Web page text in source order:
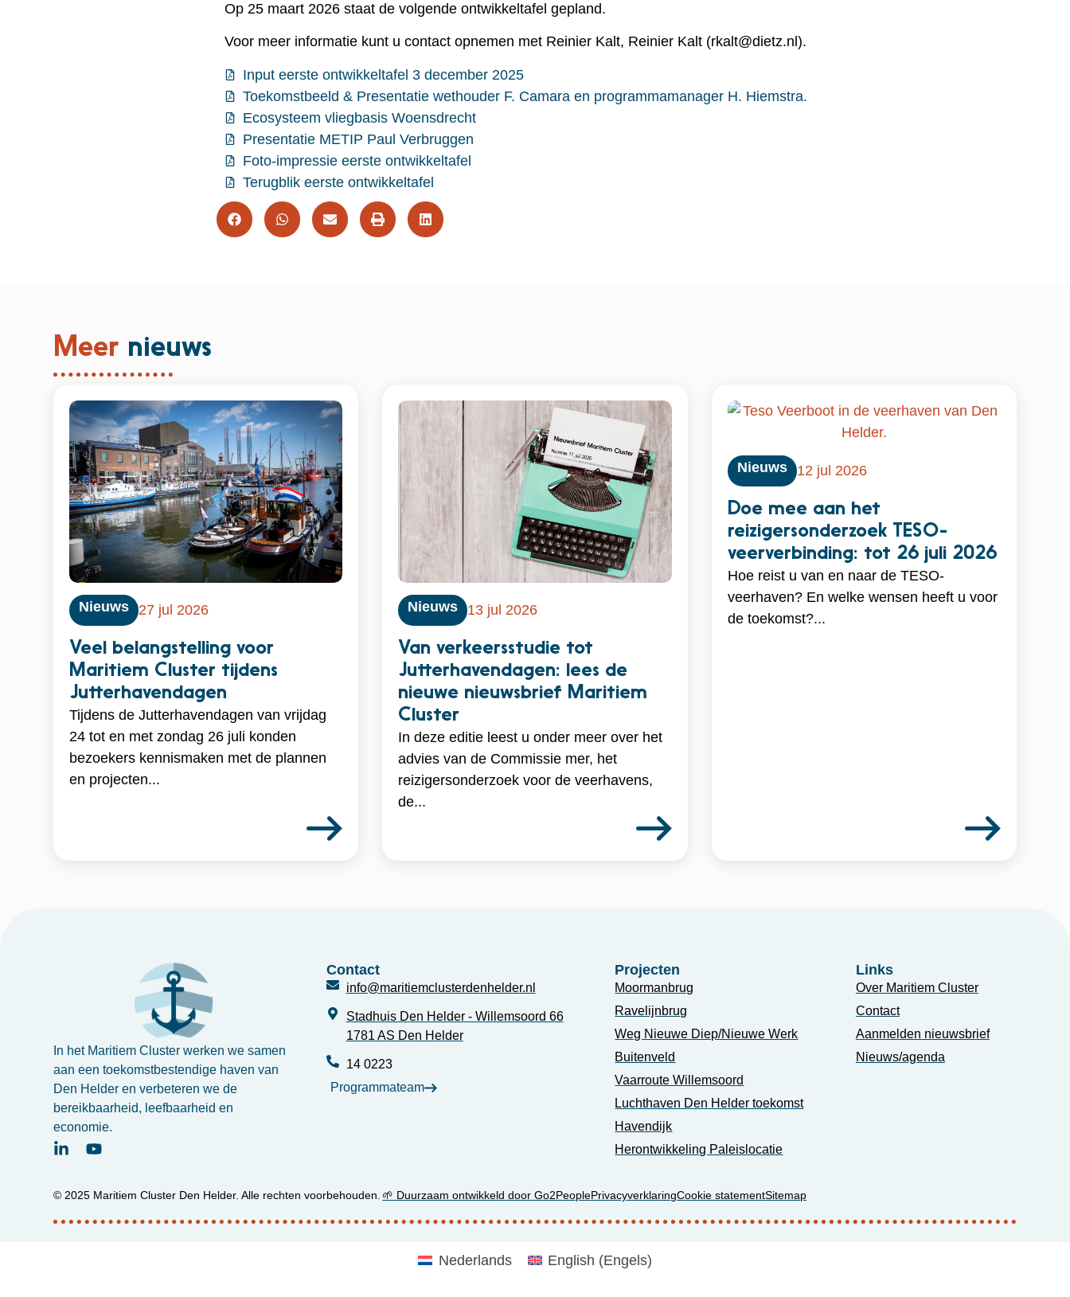
Op 25 maart 2026 staat de volgende ontwikkeltafel gepland.
Voor meer informatie kunt u contact opnemen met Reinier Kalt, Reinier Kalt (rkalt@dietz.nl).
Input eerste ontwikkeltafel 3 december 2025
Toekomstbeeld & Presentatie wethouder F. Camara en programmamanager H. Hiemstra.
Ecosysteem vliegbasis Woensdrecht
Presentatie METIP Paul Verbruggen
Foto-impressie eerste ontwikkeltafel
Terugblik eerste ontwikkeltafel
Meer nieuws
Nieuws 27 jul 2026
Veel belangstelling voor
Maritiem Cluster tijdens
Jutterhavendagen
Tijdens de Jutterhavendagen van vrijdag
24 tot en met zondag 26 juli konden
bezoekers kennismaken met de plannen
en projecten...
Nieuws 13 jul 2026
Van verkeersstudie tot
Jutterhavendagen: lees de
nieuwe nieuwsbrief Maritiem
Cluster
In deze editie leest u onder meer over het
advies van de Commissie mer, het
reizigersonderzoek voor de veerhavens,
de...
Nieuws 12 jul 2026
Doe mee aan het
reizigersonderzoek TESO-
veerverbinding: tot 26 juli 2026
Hoe reist u van en naar de TESO-
veerhaven? En welke wensen heeft u voor
de toekomst?...
In het Maritiem Cluster werken we samen
aan een toekomstbestendige haven van
Den Helder en verbeteren we de
bereikbaarheid, leefbaarheid en
economie.
Contact
info@maritiemclusterdenhelder.nl
Stadhuis Den Helder - Willemsoord 66
1781 AS Den Helder
14 0223
Programmateam
Projecten
Moormanbrug
Ravelijnbrug
Weg Nieuwe Diep/Nieuwe Werk
Buitenveld
Vaarroute Willemsoord
Luchthaven Den Helder toekomst
Havendijk
Herontwikkeling Paleislocatie
Links
Over Maritiem Cluster
Contact
Aanmelden nieuwsbrief
Nieuws/agenda
© 2025 Maritiem Cluster Den Helder. Alle rechten voorbehouden. 🌱 Duurzaam ontwikkeld door Go2PeoplePrivacyverklaringCookie statementSitemap
Nederlands English (Engels)